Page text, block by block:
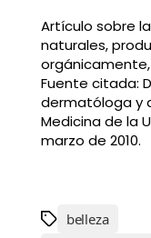
Artículo sobre
naturales,
Fuente citada:
dermatóloga y
Medicina de la
marzo de 2010.
belleza